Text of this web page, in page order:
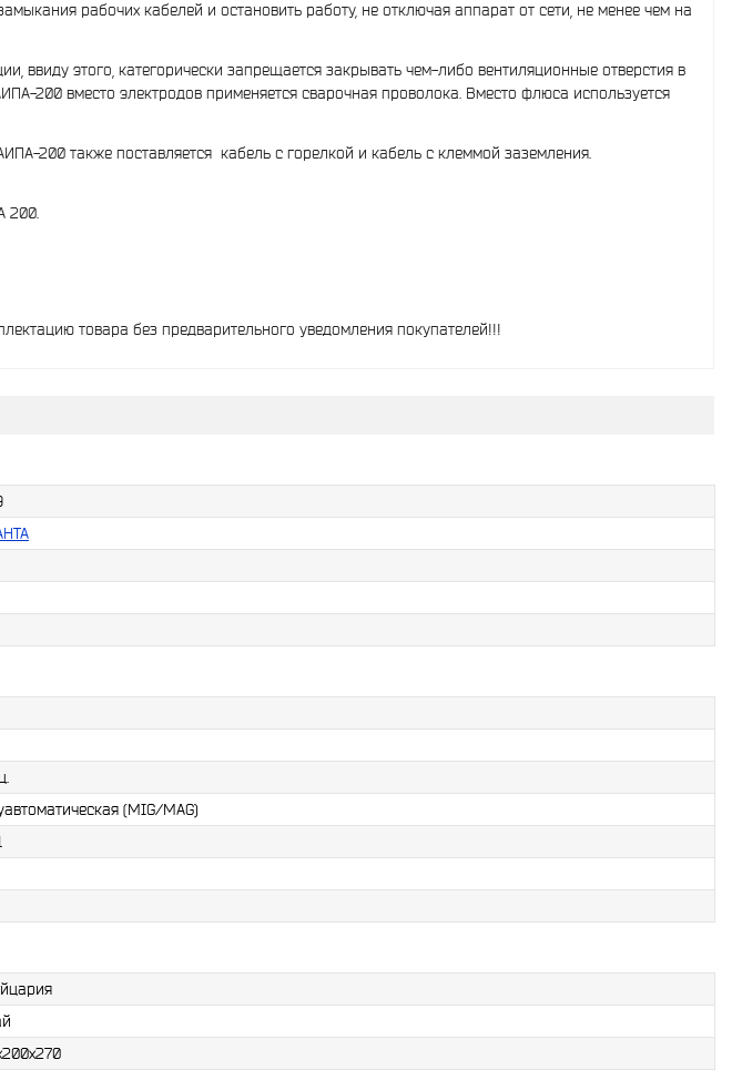
рабочих кабелей и остановить работу, не отключая аппарат от сети, не менее чем на
ввиду этого, категорически запрещается закрывать чем-либо вентиляционные отверстия в
200 вместо электродов применяется сварочная проволока. Вместо флюса используется
200 также поставляется кабель с горелкой и кабель с клеммой заземления.
200.
товара без предварительного уведомления покупателей!!!
(MIG/MAG)